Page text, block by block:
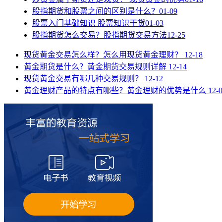
股指期货和股票之间的区别是什么？ 01-09
股票入门基础知识 股票知识干货01-03
股指期货怎么交易？股指期货交易方法12-25
现货黄金交易怎么样？怎么用现货黄金理财？
12-18
黄金期货是什么？黄金期货交易规则详解 12-14
现货黄金交易有哪几种交易规则？
12-12
黄金理财产品的特点有哪些？黄金理财的优势是什么 12-